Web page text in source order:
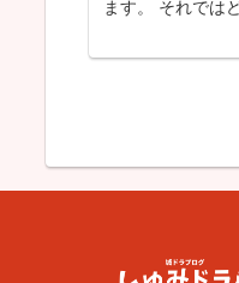
ます。 それでは